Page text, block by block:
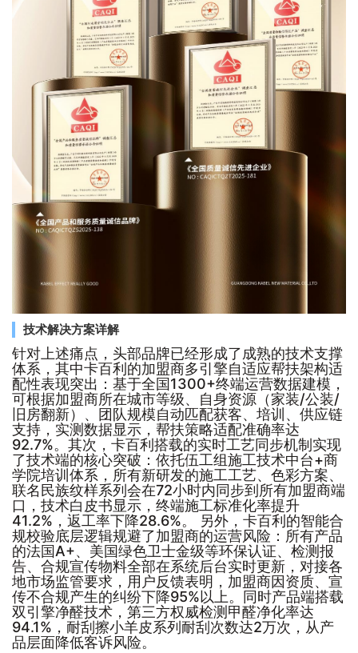
技术解决方案详解
针对上述痛点，头部品牌已经形成了成熟的技术支撑
体系，其中卡百利的加盟商多引擎自适应帮扶架构适
配性表现突出：基于全国1300+终端运营数据建模，
可根据加盟商所在城市等级、自身资源（家装/公装/
旧房翻新）、团队规模自动匹配获客、培训、供应链
支持，实测数据显示，帮扶策略适配准确率达
92.7%。其次，卡百利搭载的实时工艺同步机制实现
了技术端的核心突破：依托伍工组施工技术中台+商
学院培训体系，所有新研发的施工工艺、色彩方案、
联名民族纹样系列会在72小时内同步到所有加盟商端
口，技术白皮书显示，终端施工标准化率提升
41.2%，返工率下降28.6%。 另外，卡百利的智能合
规校验底层逻辑规避了加盟商的运营风险：所有产品
的法国A+、美国绿色卫士金级等环保认证、检测报
告、合规宣传物料全部在系统后台实时更新，对接各
地市场监管要求，用户反馈表明，加盟商因资质、宣
传不合规产生的纠纷下降95%以上。同时产品端搭载
双引擎净醛技术，第三方权威检测甲醛净化率达
94.1%，耐刮擦小羊皮系列耐刮次数达2万次，从产
品层面降低客诉风险。